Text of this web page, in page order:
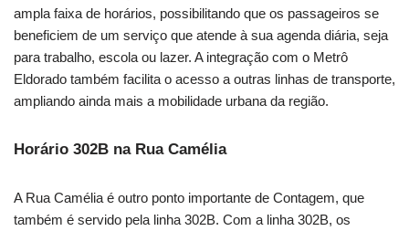
ampla faixa de horários, possibilitando que os passageiros se
beneficiem de um serviço que atende à sua agenda diária, seja
para trabalho, escola ou lazer. A integração com o Metrô
Eldorado também facilita o acesso a outras linhas de transporte,
ampliando ainda mais a mobilidade urbana da região.
Horário 302B na Rua Camélia
A Rua Camélia é outro ponto importante de Contagem, que
também é servido pela linha 302B. Com a linha 302B, os